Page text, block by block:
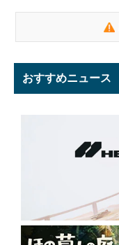
おすすめニュース